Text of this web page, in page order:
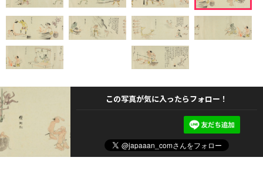
この写真が気に入ったらフォロー！